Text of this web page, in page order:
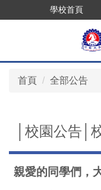
學校首頁
首頁 全部公告
│校園公告│
親愛的同學們，